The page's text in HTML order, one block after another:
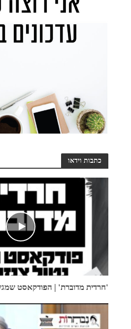
כתבות וידאו
'חרדית מדוברת' | הפודקאסט